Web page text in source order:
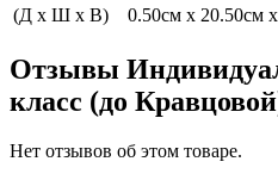
(Д x Ш x В)
0.50см x 20.50см
Отзывы
класс (до
Нет отзывов об этом товаре.